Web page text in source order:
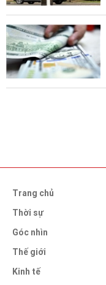
Trang chủ
Thời sự
Góc nhìn
Thế giới
Kinh tế